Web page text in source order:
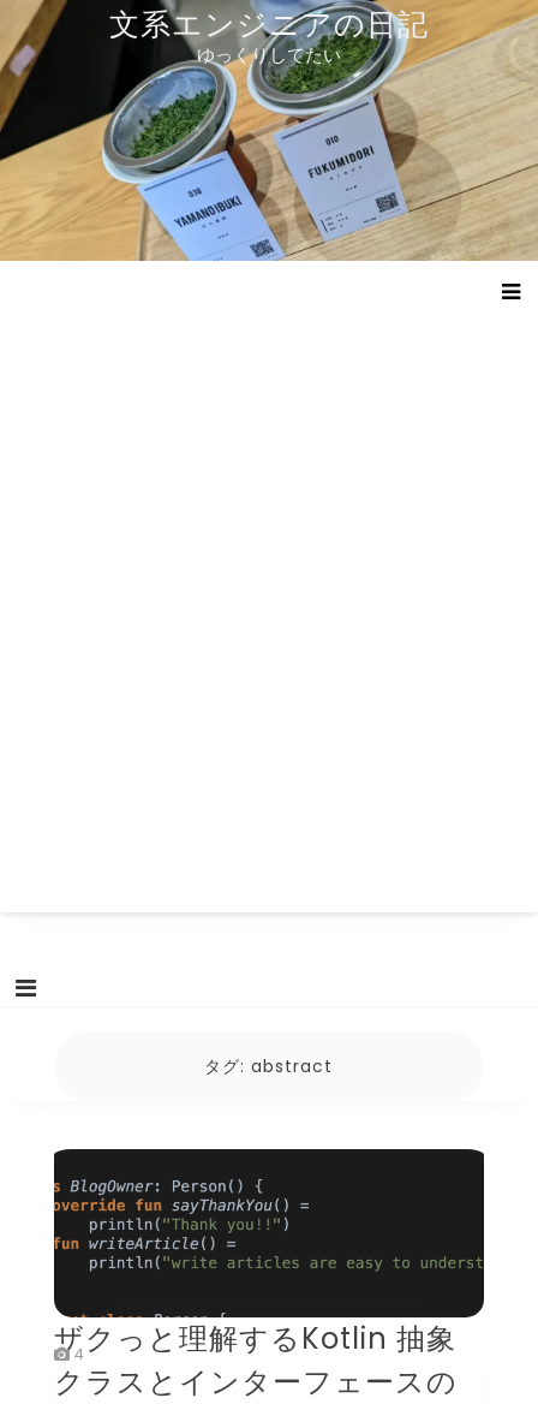
テ
ツ
へ
ス
ッ
プ
文系エンジニアの日記
ゆっくりしてたい
タグ:abstract
4
ザクっと理解するKotlin 抽象
クラスとインターフェースの